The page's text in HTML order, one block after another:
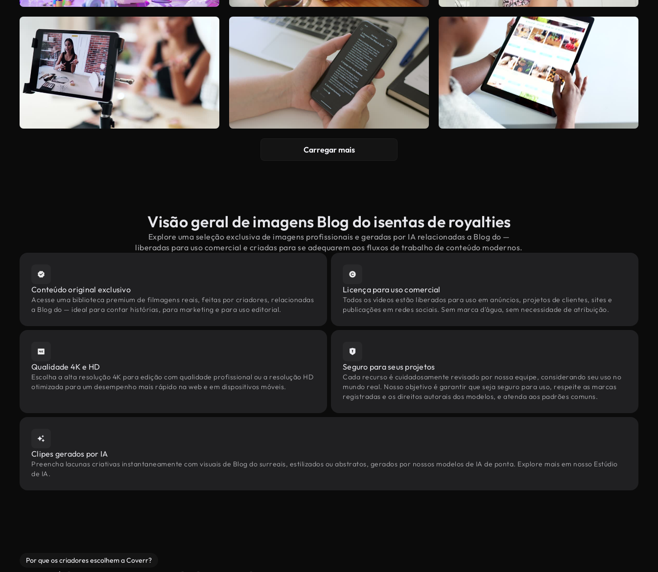
Carregar mais
Visão geral de imagens Blog do isentas de royalties
Explore uma seleção exclusiva de imagens profissionais e geradas por IA relacionadas a Blog do —
liberadas para uso comercial e criadas para se adequarem aos fluxos de trabalho de conteúdo modernos.
Conteúdo original exclusivo
Acesse uma biblioteca premium de filmagens reais, feitas por criadores, relacionadas
a Blog do — ideal para contar histórias, para marketing e para uso editorial.
Licença para uso comercial
Todos os vídeos estão liberados para uso em anúncios, projetos de clientes, sites e
publicações em redes sociais. Sem marca d'água, sem necessidade de atribuição.
Qualidade 4K e HD
Escolha a alta resolução 4K para edição com qualidade profissional ou a resolução HD
otimizada para um desempenho mais rápido na web e em dispositivos móveis.
Seguro para seus projetos
Cada recurso é cuidadosamente revisado por nossa equipe, considerando seu uso no
mundo real. Nosso objetivo é garantir que seja seguro para uso, respeite as marcas
registradas e os direitos autorais dos modelos, e atenda aos padrões comuns.
Clipes gerados por IA
Preencha lacunas criativas instantaneamente com visuais de Blog do surreais, estilizados ou abstratos, gerados por nossos modelos de IA de ponta. Explore mais em nosso Estúdio
de IA.
Por que os criadores escolhem a Coverr?